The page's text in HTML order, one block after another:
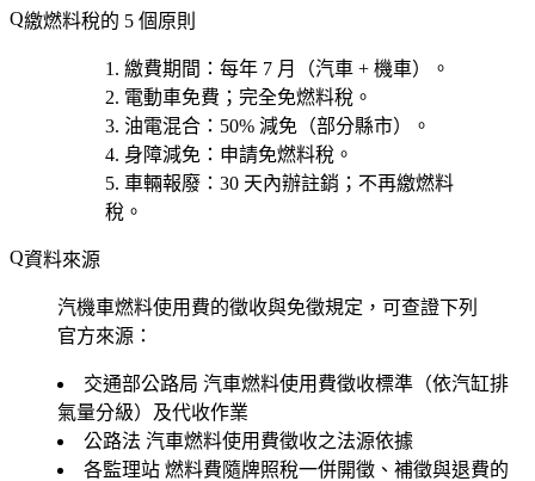
繳燃料稅的 5 個原則
繳費期間 ：每年 7 月（汽車 + 機車）。
電動車免費 ；完全免燃料稅。
油電混合 ：50% 減免（部分縣市）。
身障減免 ：申請免燃料稅。
車輛報廢 ：30 天內辦註銷；不再繳燃料
稅。
資料來源
汽機車燃料使用費的徵收與免徵規定，可查證下列
官方來源：
交通部公路局 汽車燃料使用費徵收標準（依汽缸排
氣量分級）及代收作業
公路法 汽車燃料使用費徵收之法源依據
各監理站 燃料費隨牌照稅一併開徵、補徵與退費的